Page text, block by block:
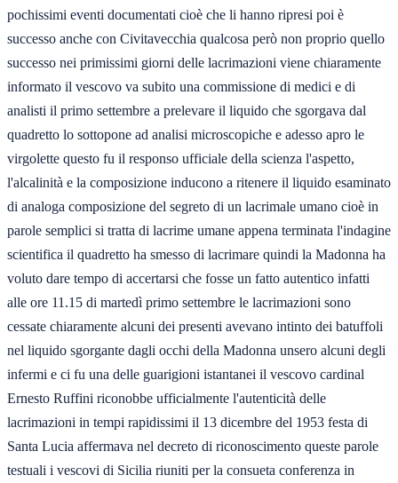
pochissimi eventi documentati cioè che li hanno ripresi poi è
successo anche con Civitavecchia qualcosa però non proprio quello
successo nei primissimi giorni delle lacrimazioni viene chiaramente
informato il vescovo va subito una commissione di medici e di
analisti il primo settembre a prelevare il liquido che sgorgava dal
quadretto lo sottopone ad analisi microscopiche e adesso apro le
virgolette questo fu il responso ufficiale della scienza l'aspetto,
l'alcalinità e la composizione inducono a ritenere il liquido esaminato
di analoga composizione del segreto di un lacrimale umano cioè in
parole semplici si tratta di lacrime umane appena terminata l'indagine
scientifica il quadretto ha smesso di lacrimare quindi la Madonna ha
voluto dare tempo di accertarsi che fosse un fatto autentico infatti
alle ore 11.15 di martedì primo settembre le lacrimazioni sono
cessate chiaramente alcuni dei presenti avevano intinto dei batuffoli
nel liquido sgorgante dagli occhi della Madonna unsero alcuni degli
infermi e ci fu una delle guarigioni istantanei il vescovo cardinal
Ernesto Ruffini riconobbe ufficialmente l'autenticità delle
lacrimazioni in tempi rapidissimi il 13 dicembre del 1953 festa di
Santa Lucia affermava nel decreto di riconoscimento queste parole
testuali i vescovi di Sicilia riuniti per la consueta conferenza in